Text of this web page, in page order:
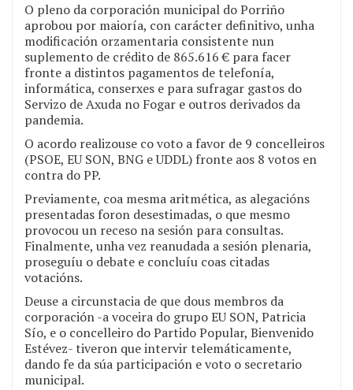
O pleno da corporación municipal do Porriño
aprobou por maioría, con carácter definitivo, unha
modificación orzamentaria consistente nun
suplemento de crédito de 865.616 € para facer
fronte a distintos pagamentos de telefonía,
informática, conserxes e para sufragar gastos do
Servizo de Axuda no Fogar e outros derivados da
pandemia.
O acordo realizouse co voto a favor de 9 concelleiros
(PSOE, EU SON, BNG e UDDL) fronte aos 8 votos en
contra do PP.
Previamente, coa mesma aritmética, as alegacións
presentadas foron desestimadas, o que mesmo
provocou un receso na sesión para consultas.
Finalmente, unha vez reanudada a sesión plenaria,
proseguíu o debate e concluíu coas citadas
votacións.
Deuse a circunstacia de que dous membros da
corporación -a voceira do grupo EU SON, Patricia
Sío, e o concelleiro do Partido Popular, Bienvenido
Estévez- tiveron que intervir telemáticamente,
dando fe da súa participación e voto o secretario
municipal.